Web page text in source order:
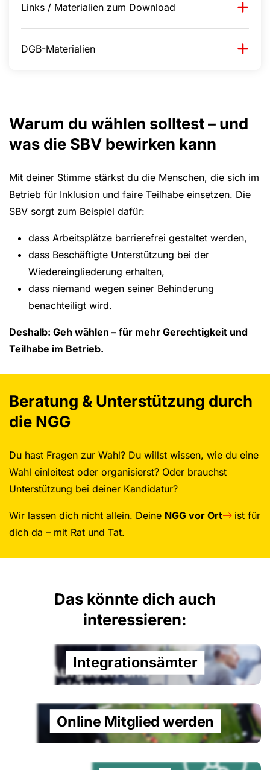
Links / Materialien zum Download
DGB-Materialien
Warum du wählen solltest – und
was die SBV bewirken kann
Mit deiner Stimme stärkst du die Menschen, die sich im
Betrieb für Inklusion und faire Teilhabe einsetzen. Die
SBV sorgt zum Beispiel dafür:
dass Arbeitsplätze barrierefrei gestaltet werden,
dass Beschäftigte Unterstützung bei der
Wiedereingliederung erhalten,
dass niemand wegen seiner Behinderung
benachteiligt wird.
Deshalb: Geh wählen – für mehr Gerechtigkeit und
Teilhabe im Betrieb.
Beratung & Unterstützung durch
die NGG
Du hast Fragen zur Wahl? Du willst wissen, wie du eine
Wahl einleitest oder organisierst? Oder brauchst
Unterstützung bei deiner Kandidatur?
Wir lassen dich nicht allein. Deine NGG vor Ort
ist für
dich da – mit Rat und Tat.
Das könnte dich auch
interessieren:
Integrationsämter
Online Mitglied werden